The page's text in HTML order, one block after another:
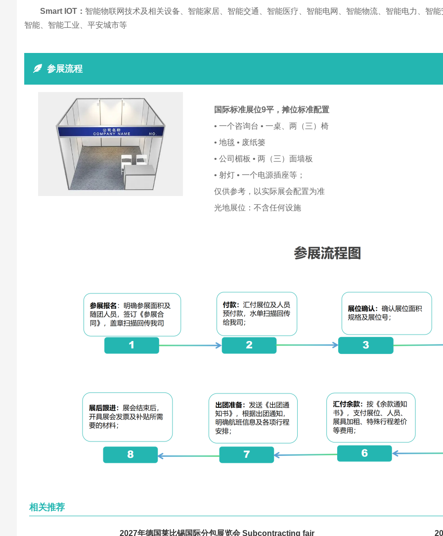
Smart IOT： 智能物联网技术及相关设备、智能家居、智能交通、智能医疗、智能电网、智能物流、智能电力、智
智能、智能工业、平安城市等
参展流程
国际标准展位9平， 摊位标准配置
• 一个咨询台 • 一桌、两（三）椅
• 地毯 • 废纸篓
• 公司楣板 • 两（三）面墙板
• 射灯 • 一个电源插座等；
仅供参考，以实际展会配置为准
光地展位：不含任何设施
相关推荐
2027年德国莱比锡国际分包展览会 Subcontracting fair